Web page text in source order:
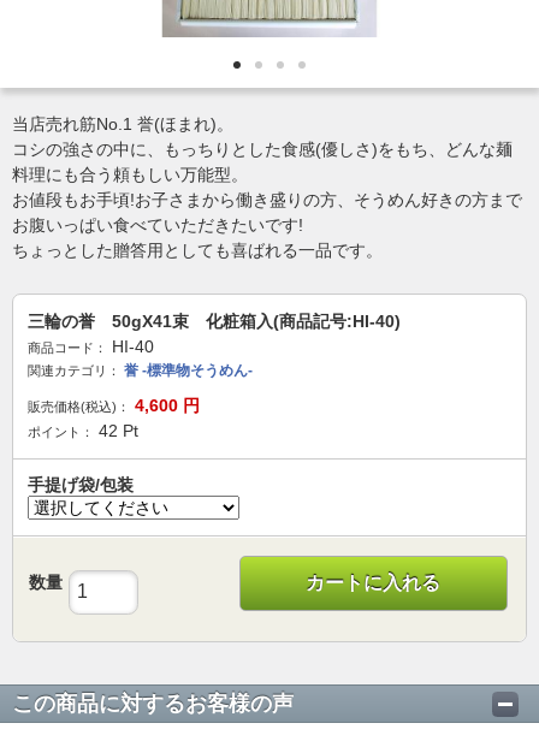
当店売れ筋No.1 誉(ほまれ)。
コシの強さの中に、もっちりとした食感(優しさ)をもち、どんな麺
料理にも合う頼もしい万能型。
お値段もお手頃!お子さまから働き盛りの方、そうめん好きの方まで
お腹いっぱい食べていただきたいです!
ちょっとした贈答用としても喜ばれる一品です。
三輪の誉 50gX41束 化粧箱入(商品記号:HI-40)
商品コード： HI-40
関連カテゴリ： 誉 -標準物そうめん-
販売価格(税込)： 4,600 円
ポイント： 42 Pt
手提げ袋/包装
数量 カートに入れる
この商品に対するお客様の声